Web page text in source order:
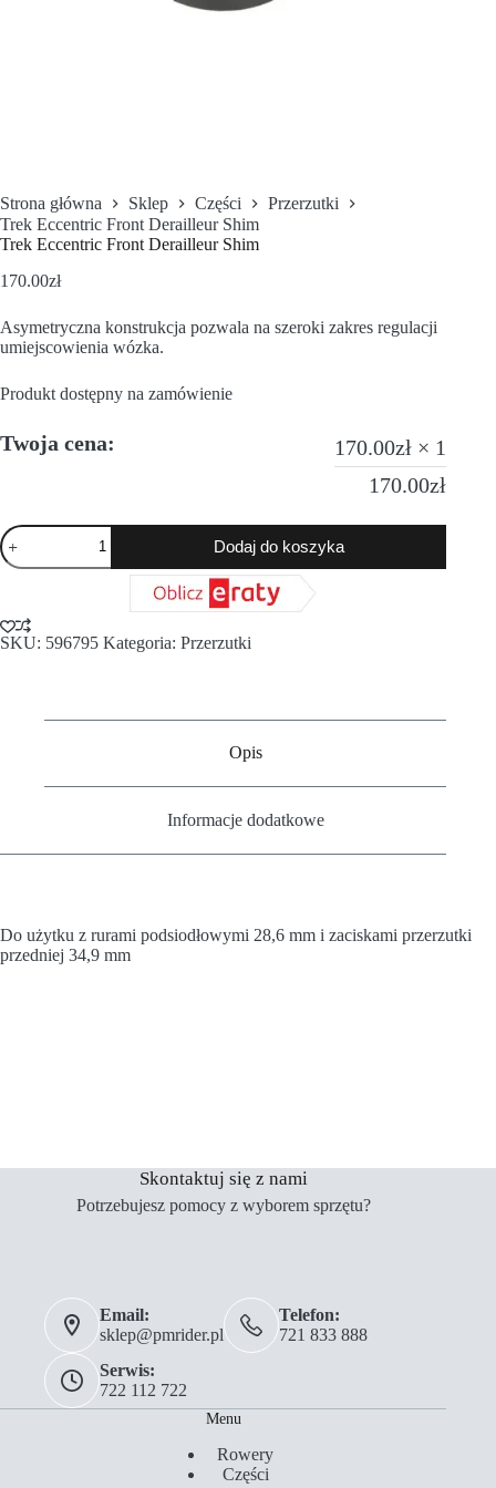
Strona główna Sklep Części
Przerzutki
Trek Eccentric Front Derailleur Shim
Trek Eccentric Front Derailleur Shim
170.00zł
Asymetryczna konstrukcja pozwala na szeroki zakres regulacji
umiejscowienia wózka.
Produkt dostępny na zamówienie
Twoja cena: 170.00zł × 1
170.00zł
Dodaj do koszyka
SKU: 596795 Kategoria: Przerzutki
Opis
Informacje dodatkowe
Do użytku z rurami podsiodłowymi 28,6 mm i zaciskami przerzutki
przedniej 34,9 mm
Skontaktuj się z nami
Potrzebujesz pomocy z wyborem sprzętu?
Email:
sklep@pmrider.pl
Telefon:
721 833 888
Serwis:
722 112 722
Menu
Rowery
Części